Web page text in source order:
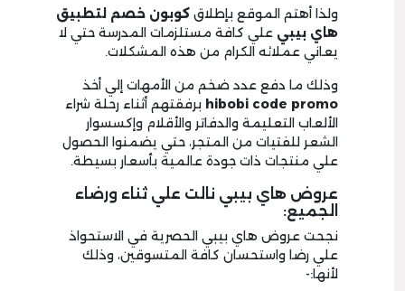
ولذا أهتم الموقع بإطلاق كوبون خصم لتطبيق
هاي بيبي علي كافة مستلزمات المدرسة حتي لا
يعاني عملائه الكرام من هذه المشكلات.
وذلك ما دفع عدد ضخم من الأمهات إلي أخذ
hibobi code promo برفقتهم أثناء رحلة شراء
الألعاب التعليمة والدفاتر والأقلام وإكسسوار
الشعر للفتيات من المتجر، حتي يضمنوا الحصول
علي منتجات ذات جودة عالمية بأسعار بسيطة.
عروض هاي بيبي نالت علي ثناء ورضاء
الجميع:
نجحت عروض هاي بيبي الحصرية في الاستحواذ
علي رضا واستحسان كافة المتسوقين، وذلك
لأنها:-